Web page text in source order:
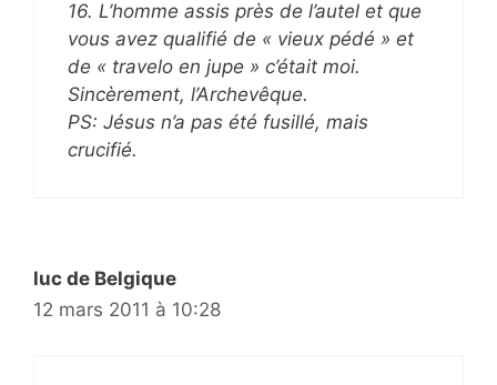
16. L’homme assis près de l’autel et que
vous avez qualifié de « vieux pédé » et
de « travelo en jupe » c’était moi.
Sincèrement, l’Archevêque.
PS: Jésus n’a pas été fusillé, mais
crucifié.
luc de Belgique
12 mars 2011 à 10:28